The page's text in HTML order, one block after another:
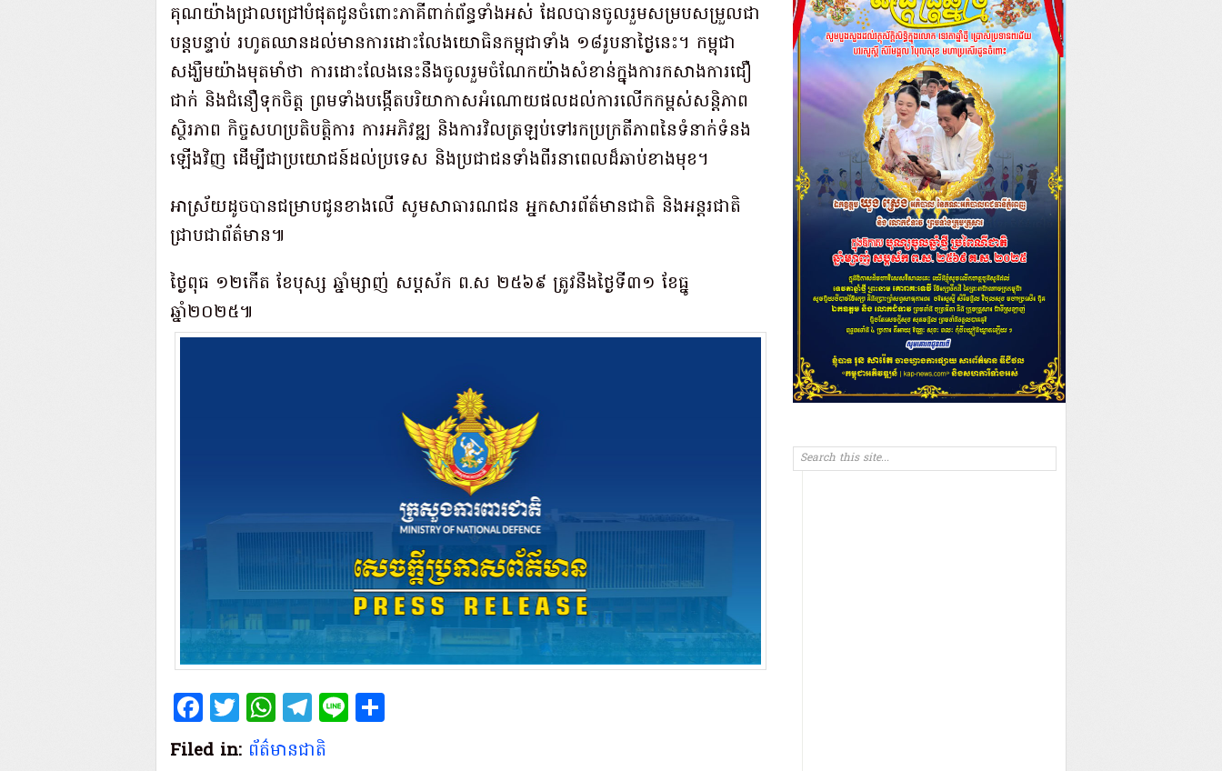
គុណយ៉ាងជ្រាលជ្រៅបំផុតជូនចំពោះភាគីពាក់ព័ន្ធទាំងអស់ ដែលបានចូលរួមសម្របសម្រួលជា
បន្តបន្ទាប់ រហូតឈានដល់មានការដោះលែងយោធិនកម្ពុជាទាំង ១៨រូបនាថ្ងៃនេះ។ កម្ពុជា
សង្ឃឹមយ៉ាងមុតមាំថា ការដោះលែងនេះនឹងចូលរួមចំណែកយ៉ាងសំខាន់ក្នុងការកសាងការជឿ
ជាក់ និងជំនឿទុកចិត្ត ព្រមទាំងបង្កើតបរិយាកាសអំណោយផលដល់ការលើកកម្ពស់សន្តិភាព
ស្ថិរភាព កិច្ចសហប្រតិបត្តិការ ការអភិវឌ្ឍ និងការវិលត្រឡប់ទៅរកប្រក្រតីភាពនៃទំនាក់ទំនង
ឡើងវិញ ដើម្បីជាប្រយោជន៍ដល់ប្រទេស និងប្រជាជនទាំងពីរនាពេលដ៏ឆាប់ខាងមុខ។
អាស្រ័យដូចបានជម្រាបជូនខាងលើ សូមសាធារណជន អ្នកសារព័ត៌មានជាតិ និងអន្តរជាតិ
ជ្រាបជាព័ត៌មាន៕
ថ្ងៃពុធ ១២កើត ខែបុស្ស ឆ្នាំម្សាញ់ សប្តស័ក ព.ស ២៥៦៩ ត្រូវនឹងថ្ងៃទី៣១ ខែធ្នូ
ឆ្នាំ២០២៥៕
Facebook
Twitter
WhatsApp
Telegram
Line
Filed in: ព័ត៌មានជាតិ